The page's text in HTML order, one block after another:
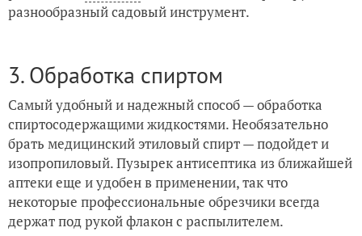
разнообразный садовый инструмент.
3. Обработка спиртом
Самый удобный и надежный способ — обработка
спиртосодержащими жидкостями. Необязательно
брать медицинский этиловый спирт — подойдет и
изопропиловый. Пузырек антисептика из ближайшей
аптеки еще и удобен в применении, так что
некоторые профессиональные обрезчики всегда
держат под рукой флакон с распылителем.